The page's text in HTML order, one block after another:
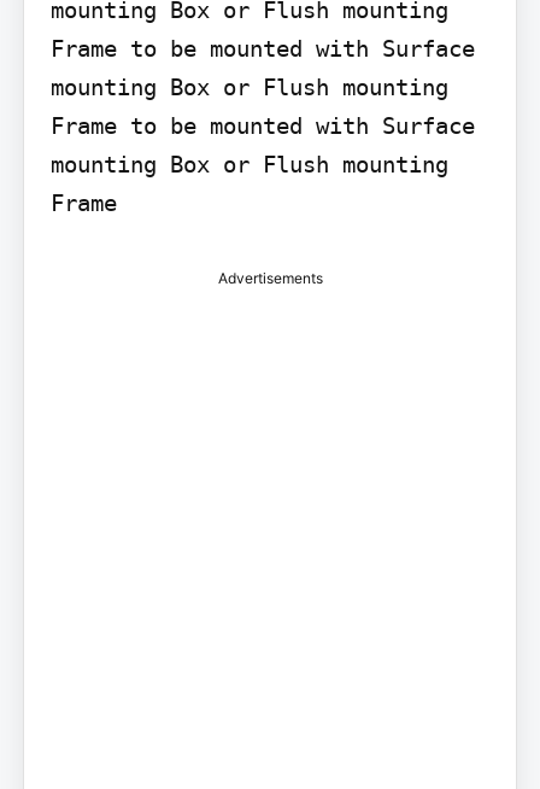
mounting Box or Flush mounting
Frame to be mounted with Surface
mounting Box or Flush mounting
Frame to be mounted with Surface
mounting Box or Flush mounting
Frame
Advertisements